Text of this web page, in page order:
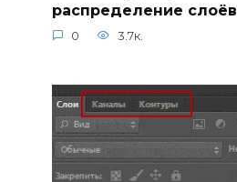
распределение слоёв
0 3.7к.